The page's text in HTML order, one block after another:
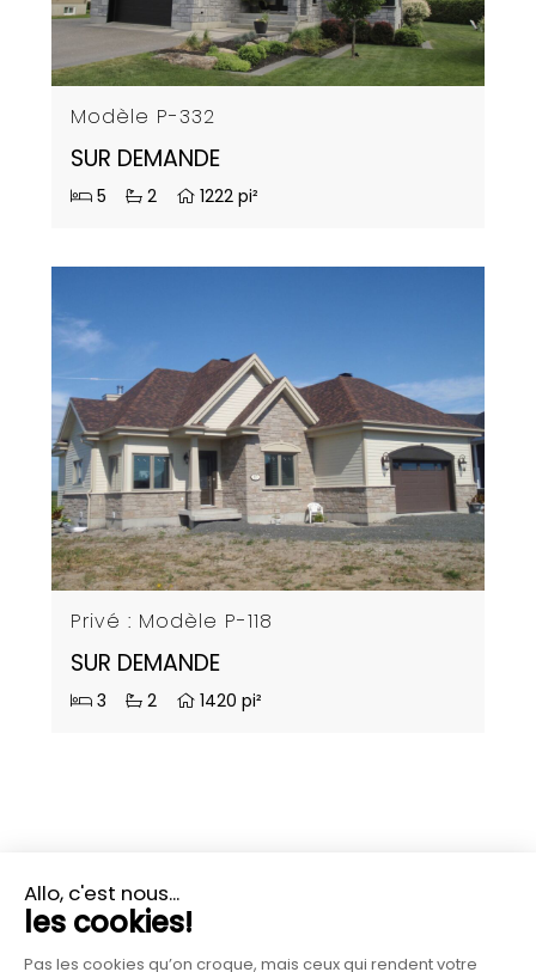
Modèle P-332
SUR DEMANDE
5 2 1222 pi²
Privé : Modèle P-118
SUR DEMANDE
3 2 1420 pi²
PLUS D'INFORMATIONS?